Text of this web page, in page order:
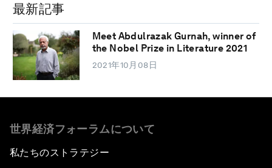
最新記事
Meet Abdulrazak Gurnah, winner of
the Nobel Prize in Literature 2021
2021年10月08日
世界経済フォーラムについて
私たちのストラテジー